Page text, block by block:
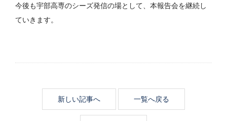
今後も宇部高専のシーズ発信の場として、本報告会を継続し
ていきます。
新しい記事へ 一覧へ戻る